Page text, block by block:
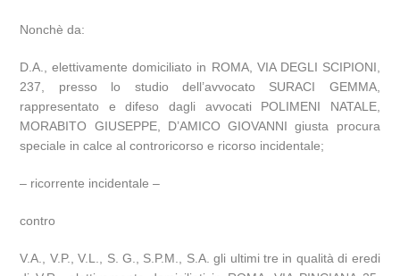
Nonchè da:
D.A., elettivamente domiciliato in ROMA, VIA DEGLI SCIPIONI,
237, presso lo studio dell’avvocato SURACI GEMMA,
rappresentato e difeso dagli avvocati POLIMENI NATALE,
MORABITO GIUSEPPE, D’AMICO GIOVANNI giusta procura
speciale in calce al controricorso e ricorso incidentale;
– ricorrente incidentale –
contro
V.A., V.P., V.L., S. G., S.P.M., S.A. gli ultimi tre in qualità di eredi